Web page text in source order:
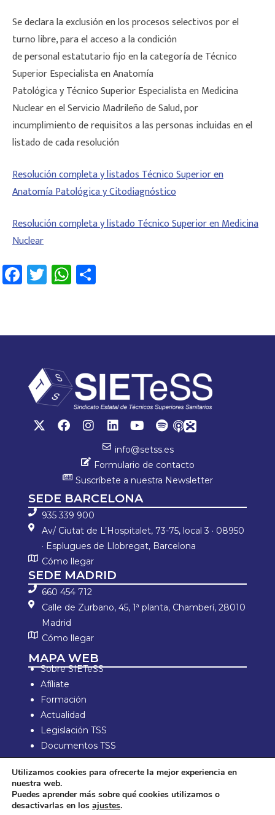
Se declara la exclusión en los procesos selectivos por el
turno libre, para el acceso a la condición
de personal estatutario fijo en la categoría de Técnico
Superior Especialista en Anatomía
Patológica y Técnico Superior Especialista en Medicina
Nuclear en el Servicio Madrileño de Salud, por
incumplimiento de requisitos a las personas incluidas en el
listado de cada resolución
Resolución completa y listados Técnico Superior en
Anatomía Patológica y Citodiagnóstico
Resolución completa y listado Técnico Superior en Medicina
Nuclear
Fa
ce
o
T
wi
er
W
h
sA
p
p
tir
info@setss.es
Formulario de contacto
Suscríbete a nuestra Newsletter
SEDE BARCELONA
935 339 900
Av/ Ciutat de L’Hospitalet, 73-75, local 3 · 08950
· Esplugues de Llobregat, Barcelona
Cómo llegar
SEDE MADRID
660 454 712
Calle de Zurbano, 45, 1ª planta, Chamberí, 28010
Madrid
Cómo llegar
MAPA WEB
Sobre SIETeSS
Afíliate
Formación
Actualidad
Legislación TSS
Documentos TSS
Información laboral
Zona de Socios
Aviso Legal y política de privacidad
Política de compra y devolución
Utilizamos cookies para ofrecerte la mejor experiencia en
nuestra web.
Puedes aprender más sobre qué cookies utilizamos o
desactivarlas en los ajustes.